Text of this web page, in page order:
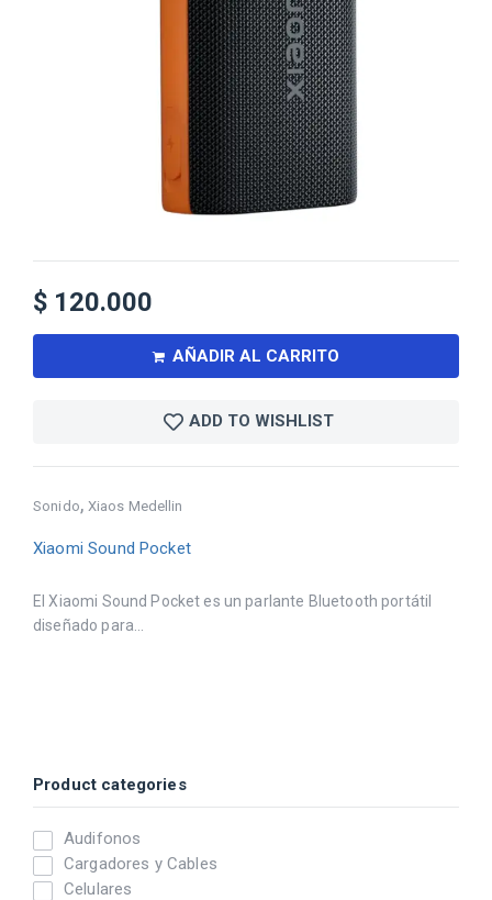
Product categories
Audifonos
Cargadores y Cables
Celulares
Sonido, Xiaos Medellin
Xiaomi Sound Pocket
El Xiaomi Sound Pocket es un parlante Bluetooth portátil
diseñado para...
$ 120.000
AÑADIR AL CARRITO
ADD TO WISHLIST